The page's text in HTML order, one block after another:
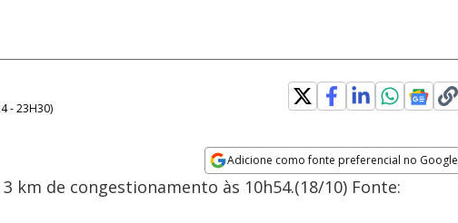
- 23H30)
Adicione como fonte preferencial no Google
Opens in new window
km de congestionamento às 10h54.(18/10) Fonte: